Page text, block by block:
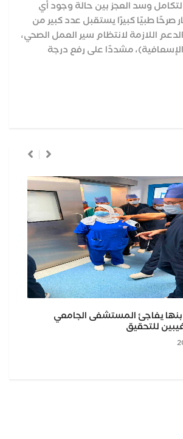
وسد العجز بين حالة وجود أي
صرحًا طبيًا كبيرًا يستقبل عدد كبير من
اللازمة لانتظام سير العمل الصحي،
الخدمات (الوقائية، العلاجية، الإسعافية)، مشددًا على رفع درجة
يفاجئ المستشفى الجامعي
للتحقيق